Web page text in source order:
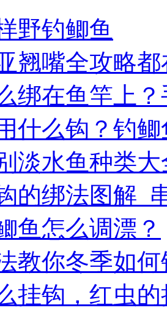
野钓鲫鱼
翘嘴全攻略
绑在鱼竿上
什么钩？钓
淡水鱼种类大
的绑法图解_
鱼怎么调漂？
教你冬季如
挂钩，红虫